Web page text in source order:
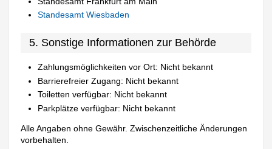
Standesamt Wiesbaden
5. Sonstige Informationen zur Behörde
Zahlungsmöglichkeiten vor Ort: Nicht bekannt
Barrierefreier Zugang: Nicht bekannt
Toiletten verfügbar: Nicht bekannt
Parkplätze verfügbar: Nicht bekannt
Alle Angaben ohne Gewähr. Zwischenzeitliche Änderungen
vorbehalten.